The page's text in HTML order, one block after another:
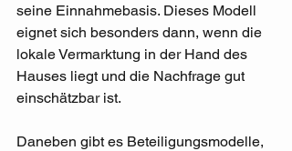
seine Einnahmebasis. Dieses Modell
eignet sich besonders dann, wenn die
lokale Vermarktung in der Hand des
Hauses liegt und die Nachfrage gut
einschätzbar ist.
Daneben gibt es Beteiligungsmodelle,